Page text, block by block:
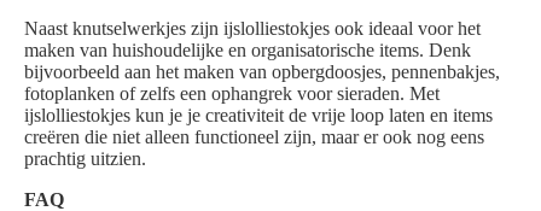
Naast knutselwerkjes zijn ijslolliestokjes ook ideaal voor het
maken van huishoudelijke en organisatorische items. Denk
bijvoorbeeld aan het maken van opbergdoosjes, pennenbakjes,
fotoplanken of zelfs een ophangrek voor sieraden. Met
ijslolliestokjes kun je je creativiteit de vrije loop laten en items
creëren die niet alleen functioneel zijn, maar er ook nog eens
prachtig uitzien.
FAQ